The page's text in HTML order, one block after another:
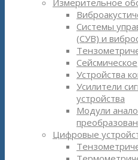
Измерительное
Системы
(СУВ) и
Сейсмическое
Устройства
Усилители
устройства
Модули
Цифровые